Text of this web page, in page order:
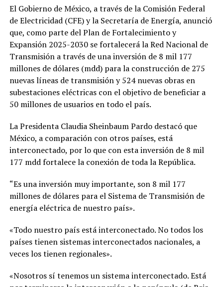
El Gobierno de México, a través de la Comisión Federal
de Electricidad (CFE) y la Secretaría de Energía, anunció
que, como parte del Plan de Fortalecimiento y
Expansión 2025-2030 se fortalecerá la Red Nacional de
Transmisión a través de una inversión de 8 mil 177
millones de dólares (mdd) para la construcción de 275
nuevas líneas de transmisión y 524 nuevas obras en
subestaciones eléctricas con el objetivo de beneficiar a
50 millones de usuarios en todo el país.
La Presidenta Claudia Sheinbaum Pardo destacó que
México, a comparación con otros países, está
interconectado, por lo que con esta inversión de 8 mil
177 mdd fortalece la conexión de toda la República.
“Es una inversión muy importante, son 8 mil 177
millones de dólares para el Sistema de Transmisión de
energía eléctrica de nuestro país».
«Todo nuestro país está interconectado. No todos los
países tienen sistemas interconectados nacionales, a
veces los tienen regionales».
«Nosotros sí tenemos un sistema interconectado. Está